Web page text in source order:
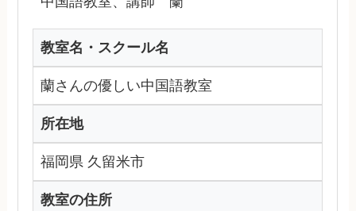
教室名・スクール名
蘭さんの優しい中国語教室
所在地
福岡県 久留米市
教室の住所